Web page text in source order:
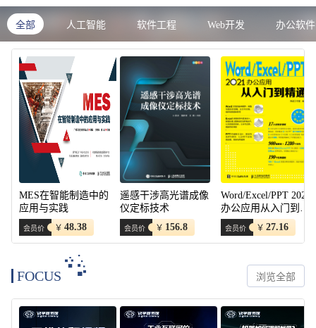
全部 人工智能 软件工程 Web开发 办公软件
MES在智能制造中的
应用与实践
会员价 ￥ 48.38
遥感干涉高光谱成像
仪定标技术
会员价 ￥ 156.8
Word/Excel/PPT 2021
办公应用从入门到精
通
会员价 ￥ 27.16
FOCUS 浏览全部